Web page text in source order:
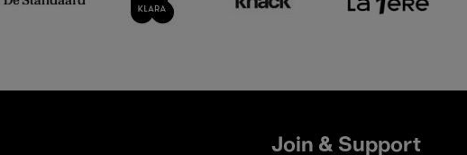
Join & Support